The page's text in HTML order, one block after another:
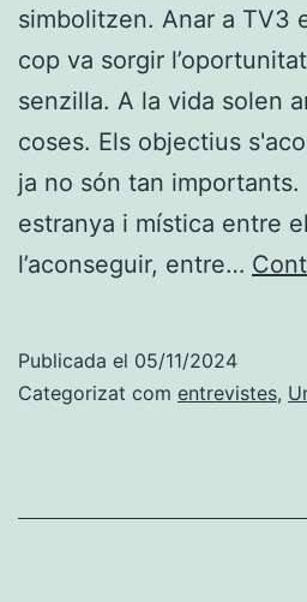
simbolitzen. Anar a TV3
cop va sorgir
senzilla. A la vida solen
coses. Els objectius
ja no són tan
estranya i mística entre
l’aconseguir, entre…
Publicada el 05/11/2024
Categorizat com entrevistes,